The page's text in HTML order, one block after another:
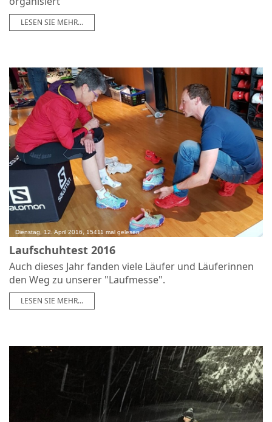
LESEN SIE MEHR...
Dienstag, 12. April 2016, 15411 mal gelesen
Laufschuhtest 2016
Auch dieses Jahr fanden viele Läufer und Läuferinnen
den Weg zu unserer "Laufmesse".
LESEN SIE MEHR...